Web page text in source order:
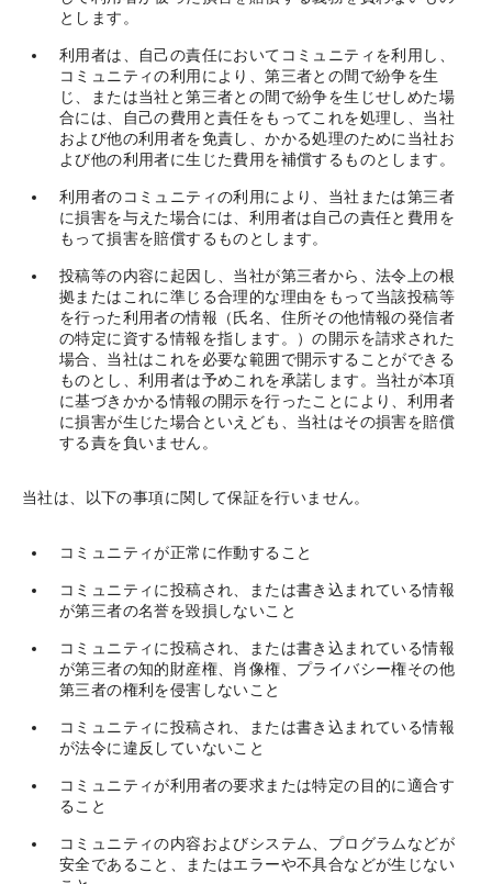
とします。
利用者は、自己の責任においてコミュニティを利用し、
コミュニティの利用により、第三者との間で紛争を生
じ、または当社と第三者との間で紛争を生じせしめた場
合には、自己の費用と責任をもってこれを処理し、当社
および他の利用者を免責し、かかる処理のために当社お
よび他の利用者に生じた費用を補償するものとします。
利用者のコミュニティの利用により、当社または第三者
に損害を与えた場合には、利用者は自己の責任と費用を
もって損害を賠償するものとします。
投稿等の内容に起因し、当社が第三者から、法令上の根
拠またはこれに準じる合理的な理由をもって当該投稿等
を行った利用者の情報（氏名、住所その他情報の発信者
の特定に資する情報を指します。）の開示を請求された
場合、当社はこれを必要な範囲で開示することができる
ものとし、利用者は予めこれを承諾します。当社が本項
に基づきかかる情報の開示を行ったことにより、利用者
に損害が生じた場合といえども、当社はその損害を賠償
する責を負いません。
当社は、以下の事項に関して保証を行いません。
コミュニティが正常に作動すること
コミュニティに投稿され、または書き込まれている情報
が第三者の名誉を毀損しないこと
コミュニティに投稿され、または書き込まれている情報
が第三者の知的財産権、肖像権、プライバシー権その他
第三者の権利を侵害しないこと
コミュニティに投稿され、または書き込まれている情報
が法令に違反していないこと
コミュニティが利用者の要求または特定の目的に適合す
ること
コミュニティの内容およびシステム、プログラムなどが
安全であること、またはエラーや不具合などが生じない